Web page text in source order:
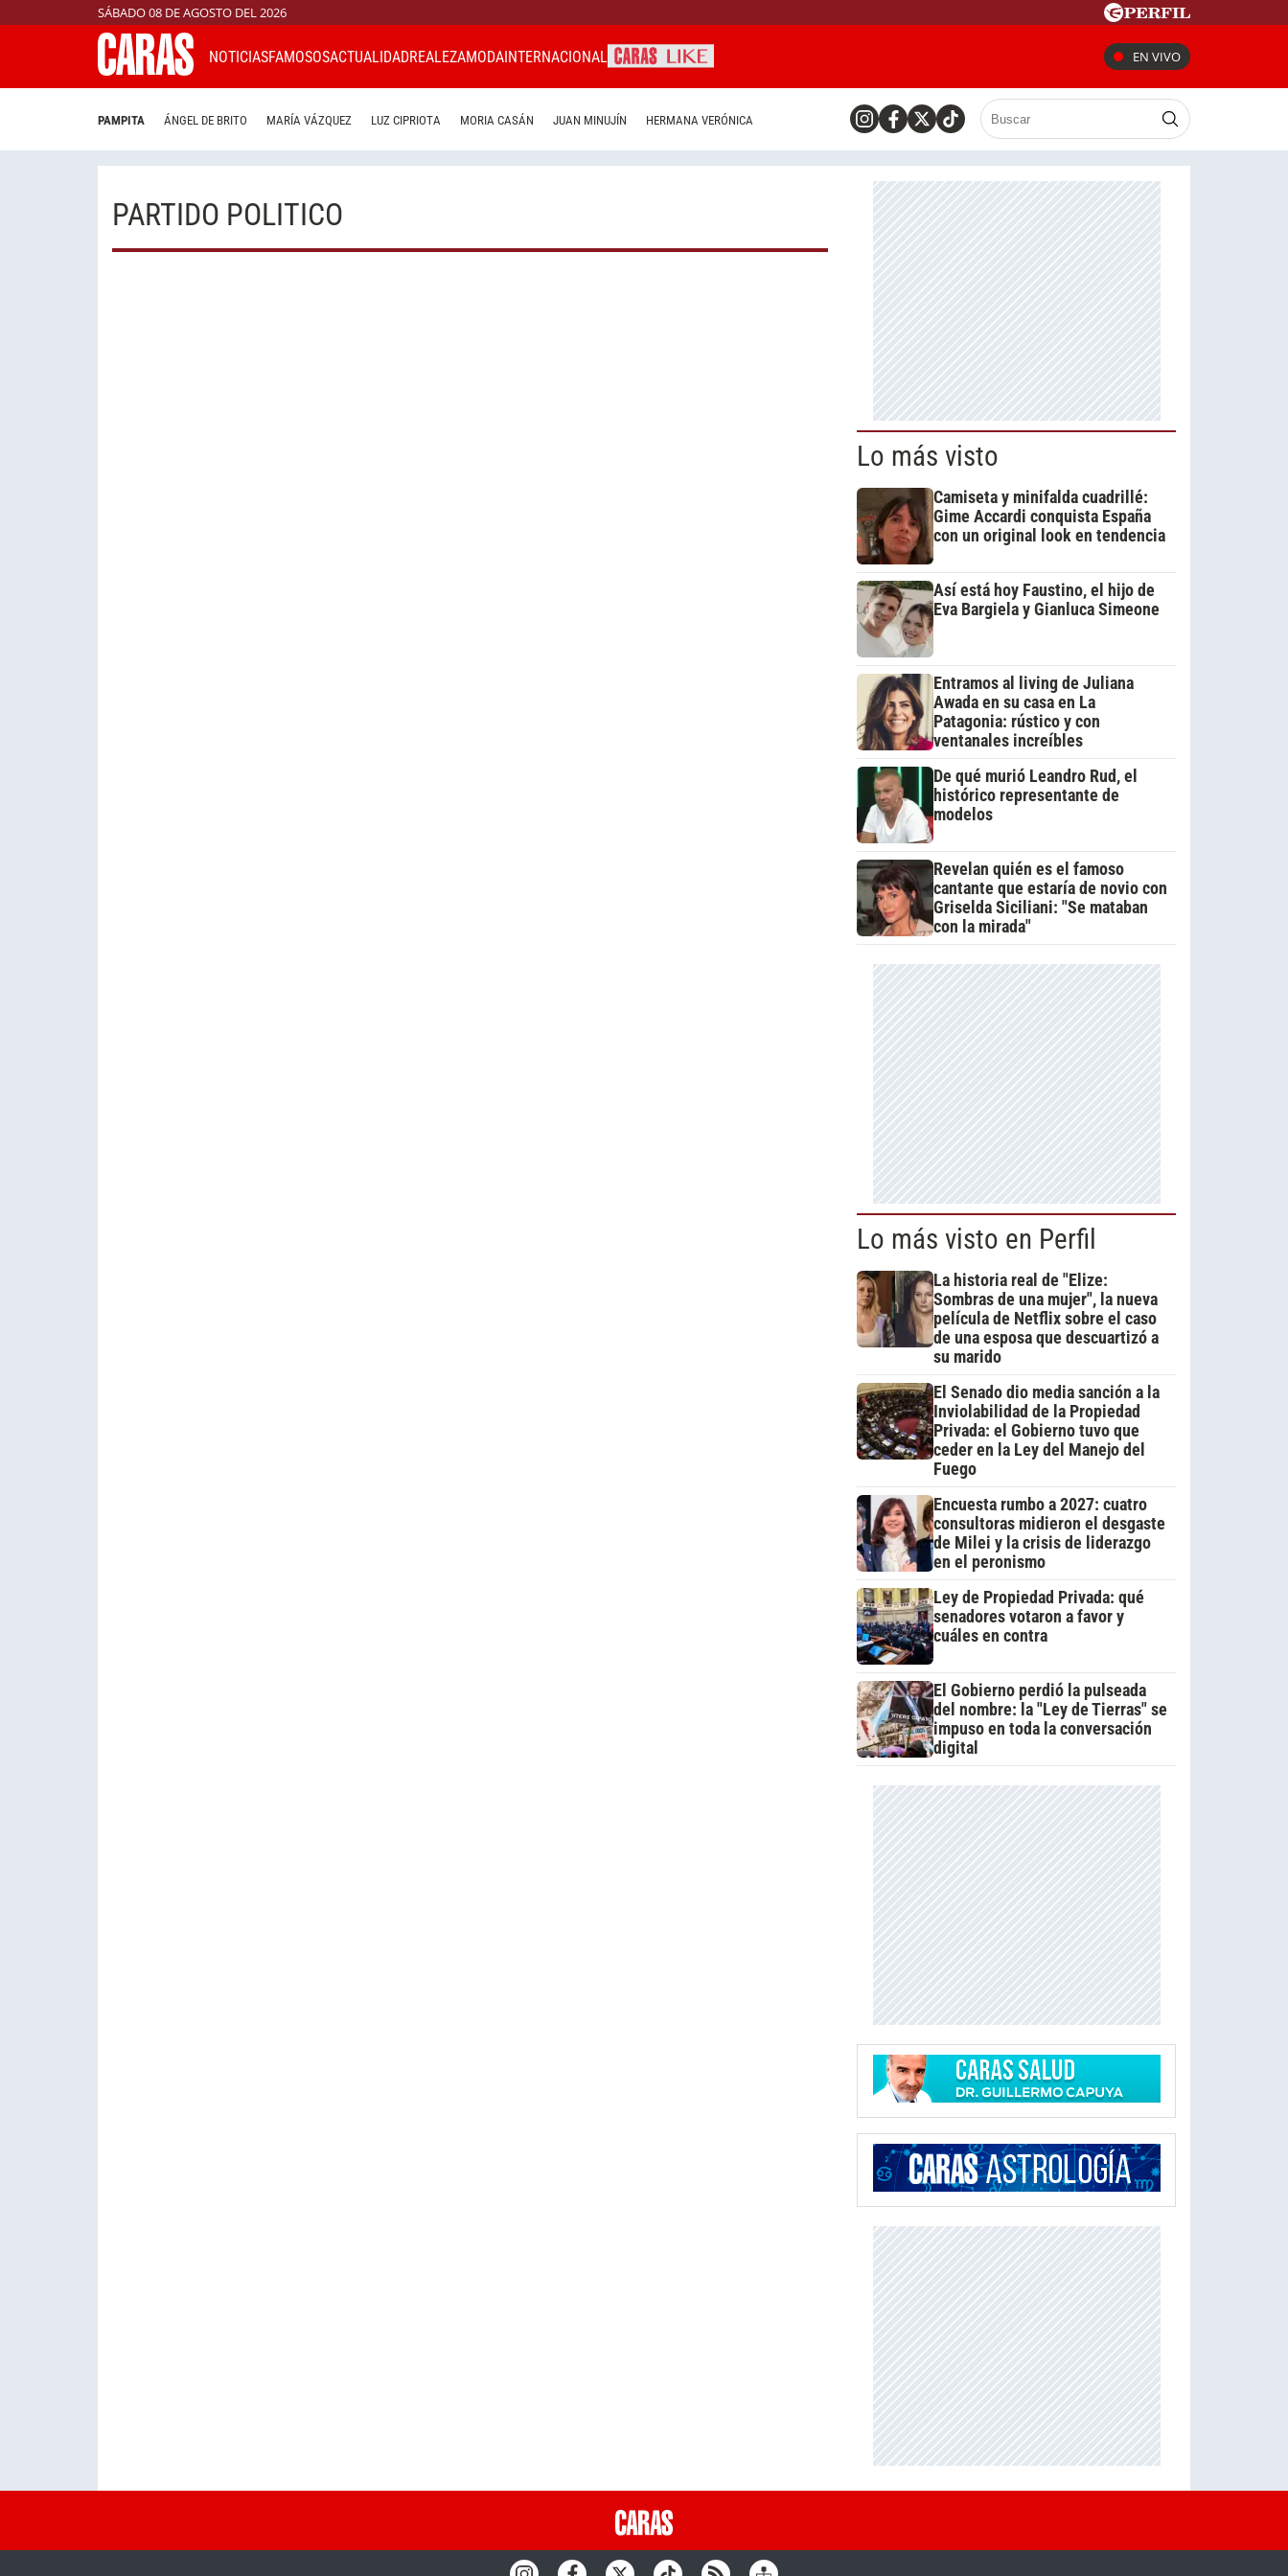
SÁBADO 08 DE AGOSTO DEL 2026
NOTICIASFAMOSOSACTUALIDADREALEZAMODAINTERNACIONAL EN VIVO
PAMPITA ÁNGEL DE BRITO MARÍA VÁZQUEZ LUZ CIPRIOTA MORIA CASÁN JUAN MINUJÍN HERMANA VERÓNICA
PARTIDO POLITICO
Lo más visto
Camiseta y minifalda cuadrillé:
Gime Accardi conquista España
con un original look en tendencia
Así está hoy Faustino, el hijo de
Eva Bargiela y Gianluca Simeone
Entramos al living de Juliana
Awada en su casa en La
Patagonia: rústico y con
ventanales increíbles
De qué murió Leandro Rud, el
histórico representante de
modelos
Revelan quién es el famoso
cantante que estaría de novio con
Griselda Siciliani: "Se mataban
con la mirada"
Lo más visto en Perfil
La historia real de "Elize:
Sombras de una mujer", la nueva
película de Netflix sobre el caso
de una esposa que descuartizó a
su marido
El Senado dio media sanción a la
Inviolabilidad de la Propiedad
Privada: el Gobierno tuvo que
ceder en la Ley del Manejo del
Fuego
Encuesta rumbo a 2027: cuatro
consultoras midieron el desgaste
de Milei y la crisis de liderazgo
en el peronismo
Ley de Propiedad Privada: qué
senadores votaron a favor y
cuáles en contra
El Gobierno perdió la pulseada
del nombre: la "Ley de Tierras" se
impuso en toda la conversación
digital